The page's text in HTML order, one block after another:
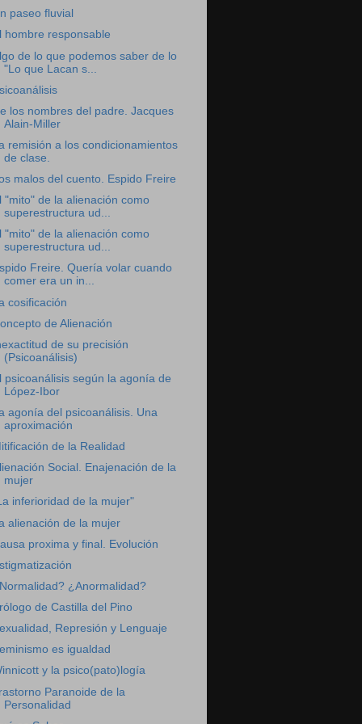
paseo fluvial
hombre responsable
de lo que podemos saber de lo
"Lo que Lacan s...
los nombres del padre. Jacques
Alain-Miller
remisión a los condicionamientos
de clase.
malos del cuento. Espido Freire
"mito" de la alienación como
superestructura ud...
"mito" de la alienación como
superestructura ud...
Freire. Quería volar cuando
comer era un in...
cosificación
de Alienación
de su precisión
(Psicoanálisis)
psicoanálisis según la agonía de
López-Ibor
agonía del psicoanálisis. Una
aproximación
de la Realidad
Social. Enajenación de la
mujer
inferioridad de la mujer"
alienación de la mujer
proxima y final. Evolución
¿Anormalidad?
de Castilla del Pino
Represión y Lenguaje
es igualdad
y la psico(pato)logía
Paranoide de la
Personalidad